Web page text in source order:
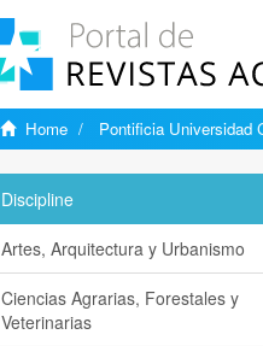
Home Pontificia Universidad
Discipline
Artes, Arquitectura y Urbanismo
Ciencias Agrarias, Forestales y
Veterinarias